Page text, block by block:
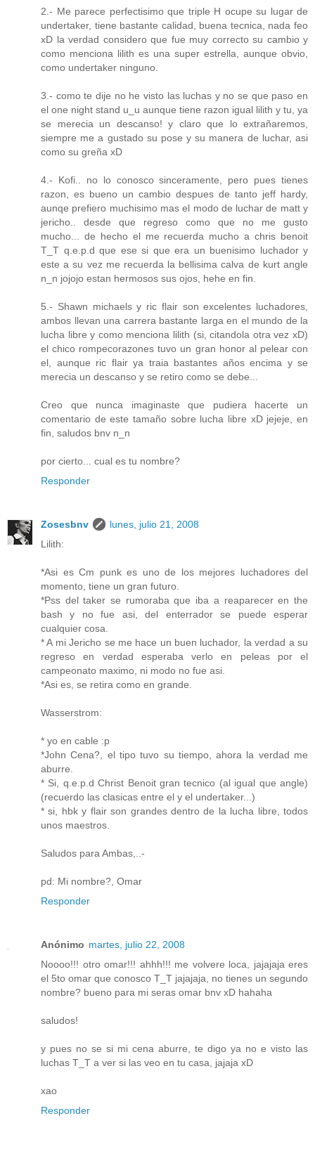
2.- Me parece perfectisimo que triple H ocupe su lugar de
undertaker, tiene bastante calidad, buena tecnica, nada feo
xD la verdad considero que fue muy correcto su cambio y
como menciona lilith es una super estrella, aunque obvio,
como undertaker ninguno.
3.- como te dije no he visto las luchas y no se que paso en
el one night stand u_u aunque tiene razon igual lilith y tu, ya
se merecia un descanso! y claro que lo extrañaremos,
siempre me a gustado su pose y su manera de luchar, asi
como su greña xD
4.- Kofi.. no lo conosco sinceramente, pero pues tienes
razon, es bueno un cambio despues de tanto jeff hardy,
aunqe prefiero muchisimo mas el modo de luchar de matt y
jericho.. desde que regreso como que no me gusto
mucho... de hecho el me recuerda mucho a chris benoit
T_T q.e.p.d que ese si que era un buenisimo luchador y
este a su vez me recuerda la bellisima calva de kurt angle
n_n jojojo estan hermosos sus ojos, hehe en fin.
5.- Shawn michaels y ric flair son excelentes luchadores,
ambos llevan una carrera bastante larga en el mundo de la
lucha libre y como menciona lilith (si, citandola otra vez xD)
el chico rompecorazones tuvo un gran honor al pelear con
el, aunque ric flair ya traia bastantes años encima y se
merecia un descanso y se retiro como se debe...
Creo que nunca imaginaste que pudiera hacerte un
comentario de este tamaño sobre lucha libre xD jejeje, en
fin, saludos bnv n_n
por cierto... cual es tu nombre?
Responder
Zosesbnv
lunes, julio 21, 2008
Lilith:
*Asi es Cm punk es uno de los mejores luchadores del
momento, tiene un gran futuro.
*Pss del taker se rumoraba que iba a reaparecer en the
bash y no fue asi, del enterrador se puede esperar
cualquier cosa.
* A mi Jericho se me hace un buen luchador, la verdad a su
regreso en verdad esperaba verlo en peleas por el
campeonato maximo, ni modo no fue asi.
*Asi es, se retira como en grande.
Wasserstrom:
* yo en cable :p
*John Cena?, el tipo tuvo su tiempo, ahora la verdad me
aburre.
* Si, q.e.p.d Christ Benoit gran tecnico (al igual que angle)
(recuerdo las clasicas entre el y el undertaker...)
* si, hbk y flair son grandes dentro de la lucha libre, todos
unos maestros.
Saludos para Ambas,..-
pd: Mi nombre?, Omar
Responder
Anónimo martes, julio 22, 2008
Noooo!!! otro omar!!! ahhh!!! me volvere loca, jajajaja eres
el 5to omar que conosco T_T jajajaja, no tienes un segundo
nombre? bueno para mi seras omar bnv xD hahaha
saludos!
y pues no se si mi cena aburre, te digo ya no e visto las
luchas T_T a ver si las veo en tu casa, jajaja xD
xao
Responder